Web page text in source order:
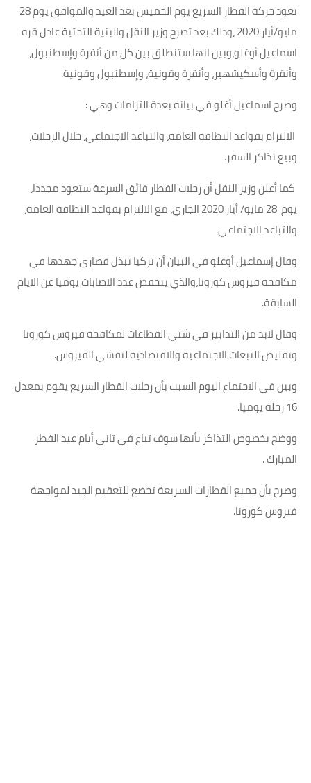
تعود حركة القطار السريع يوم الخميس بعد العيد والموافق يوم 28
مايو/أيار 2020 ،وذلك بعد تصرح وزير النقل والبنية التحتية عادل قره
اسماعيل أوغلو،وبين انها ستنطلق بين كل من أنقرة وإسطنبول،
وأنقرة وأسكيشهير، وأنقرة وقونية، وإسطنبول وقونية.
وصرح اسماعيل أغلو في بيانه بعدة التزامات وهي :
الالتزام بقواعد النظافة العامة، والتباعد الاجتماعي، خلال الرحلات،
وبيع تذاكر السفر.
كما أعلن وزير النقل أن رحلات القطار فائق السرعة ستعود مجددا،
يوم 28 مايو/ أيار 2020 الجاري، مع الالتزام بقواعد النظافة العامة،
والتباعد الاجتماعي.
وقال إسماعيل أوغلو في البيان أن تركيا تبذل قصارى جهدها في
مكافحة فيروس كورونا،والذي ينخفض عدد الاصابات يوميا عن الايام
السابقة.
وقال لابد من التدابير في شتي القطاعات لمكافحة فيروس كورونا
وتقليص التبعات الاجتماعية والاقتصادية لتفشي الفيروس.
وبين في الاحتماع اليوم السبت بأن رحلات القطار السريع يقوم بمعدل
16 رحلة يوميا.
ووضح بخصوص التذاكر بأنها سوف تباع في ثاني أيام عيد الفطر
المبارك .
وصرح بأن جميع القطارات السريعة تخضع للتعقيم الجيد لمواجهة
فيروس كورونا.